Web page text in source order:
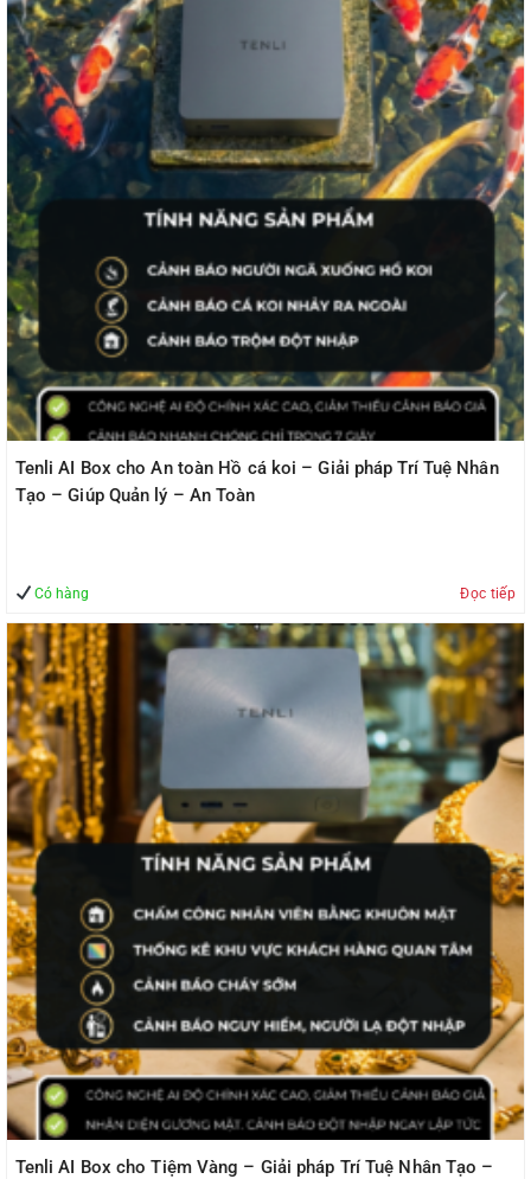
Tenli AI Box cho An toàn Hồ cá koi – Giải pháp Trí Tuệ Nhân
Tạo – Giúp Quản lý – An Toàn
Có hàng Đọc tiếp
Tenli AI Box cho Tiệm Vàng – Giải pháp Trí Tuệ Nhân Tạo –